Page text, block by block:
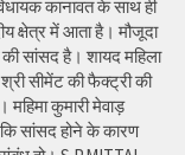
कानावत के साथ ही
क्षेत्र में आता है। मौजूदा
की सांसद है। शायद महिला
श्री सीमेंट की फैक्ट्री की
महिमा कुमारी मेवाड़
सांसद होने के कारण